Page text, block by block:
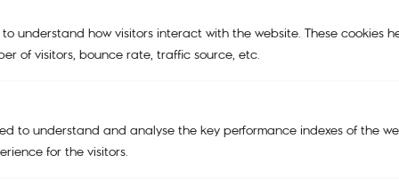
understand how visitors interact with the website. These cookies
of visitors, bounce rate, traffic source, etc.
to understand and analyse the key performance indexes of the
for the visitors.
KIPLING X PEANUTS
TRAVEL BAGS